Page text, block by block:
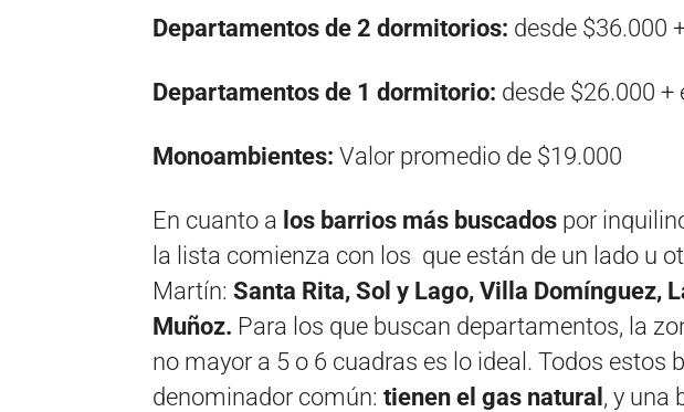
Departamentos de 2 dormitorios: desde $36.000
Departamentos de 1 dormitorio: desde $26.000 +
Monoambientes: Valor promedio de $19.000
En cuanto a los barrios más buscados por
la lista comienza con los que están de un lado u
Martín: Santa Rita, Sol y Lago, Villa Domínguez,
Muñoz. Para los que buscan departamentos, la
no mayor a 5 o 6 cuadras es lo ideal. Todos estos
denominador común: tienen el gas natural , y una